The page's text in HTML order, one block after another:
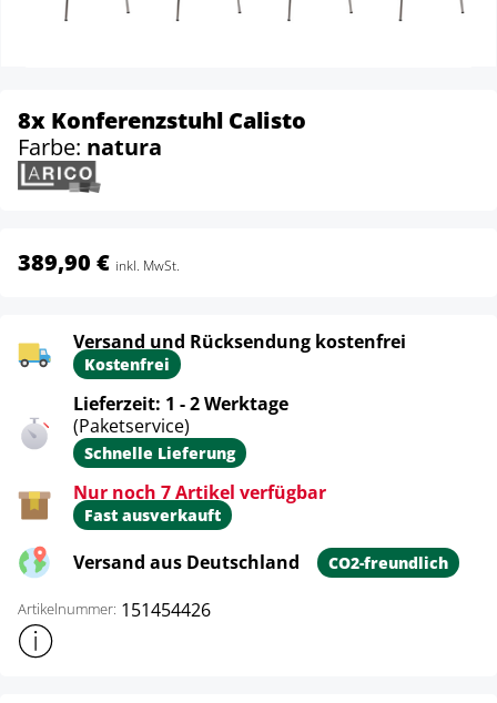
8x Konferenzstuhl Calisto
Farbe: natura
389,90 € inkl. MwSt.
Versand und Rücksendung kostenfrei
Kostenfrei
Lieferzeit: 1 - 2 Werktage
(Paketservice)
Schnelle Lieferung
Nur noch 7 Artikel verfügbar
Fast ausverkauft
Versand aus Deutschland CO2-freundlich
Artikelnummer: 151454426
Weitere Produktinformationen anzeigen